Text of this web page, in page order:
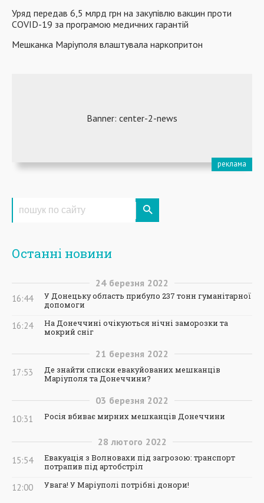
Уряд передав 6,5 млрд грн на закупівлю вакцин проти
COVID-19 за програмою медичних гарантій
Мешканка Маріуполя влаштувала наркопритон
Останні новини
24 березня 2022
16:44
У Донецьку область прибуло 237 тонн гуманітарної
допомоги
16:24
На Донеччині очікуються нічні заморозки та
мокрий сніг
21 березня 2022
17:53
Де знайти списки евакуйованих мешканців
Маріуполя та Донеччини?
03 березня 2022
10:31 Росія вбиває мирних мешканців Донеччини
28 лютого 2022
15:54
Евакуація з Волновахи під загрозою: транспорт
потрапив під артобстріл
12:00 Увага! У Маріуполі потрібні донори!